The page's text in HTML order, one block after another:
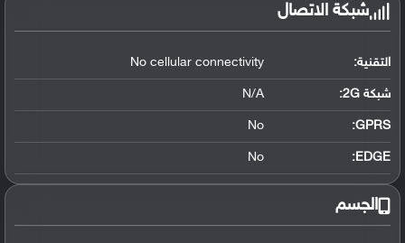
شبكة الاتصال
التقنية: No cellular connectivity
شبكة 2G: N/A
GPRS:
No
EDGE:
No
الجسم